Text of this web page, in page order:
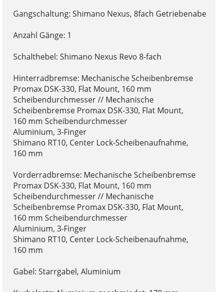
Gangschaltung: Shimano Nexus, 8fach Getriebenabe
Anzahl Gänge: 1
Schalthebel: Shimano Nexus Revo 8-fach
Hinterradbremse: Mechanische Scheibenbremse
Promax DSK-330, Flat Mount, 160 mm
Scheibendurchmesser // Mechanische
Scheibenbremse Promax DSK-330, Flat Mount,
160 mm Scheibendurchmesser
Aluminium, 3-Finger
Shimano RT10, Center Lock-Scheibenaufnahme,
160 mm
Vorderradbremse: Mechanische Scheibenbremse
Promax DSK-330, Flat Mount, 160 mm
Scheibendurchmesser // Mechanische
Scheibenbremse Promax DSK-330, Flat Mount,
160 mm Scheibendurchmesser
Aluminium, 3-Finger
Shimano RT10, Center Lock-Scheibenaufnahme,
160 mm
Gabel: Starrgabel, Aluminium